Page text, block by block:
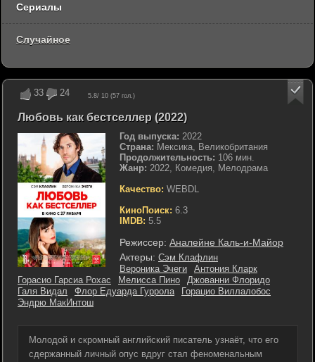
33 24 5.8/ 10 (57 гол.)
Любовь как бестселлер (2022)
Год выпуска: 2022
Страна: Мексика, Великобритания
Продолжительность: 106 мин.
Жанр: 2022, Комедия, Мелодрама
Качество: WEBDL
КиноПоиск: 6.3
IMDB: 5.5
Режиссер: Аналейне Каль-и-Майор
Актеры: Сэм Клафлин
Вероника Эчеги
Антония Кларк
Горасио Гарсиа Рохас
Мелисса Пино
Джованни Флоридо
Галя Видал
Флор Едуарда Гуррола
Горацио Виллалобос
Эндрю МакИнтош
Молодой и скромный английский писатель узнаёт, что его
сдержанный личный опус вдруг стал феноменальным
Сериалы
Случайное